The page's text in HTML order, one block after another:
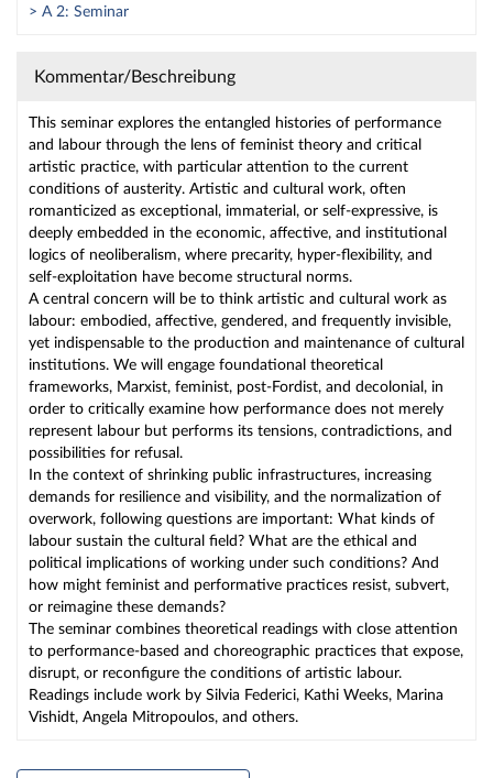
> A 2: Seminar
Kommentar/Beschreibung
This seminar explores the entangled histories of performance
and labour through the lens of feminist theory and critical
artistic practice, with particular attention to the current
conditions of austerity. Artistic and cultural work, often
romanticized as exceptional, immaterial, or self-expressive, is
deeply embedded in the economic, affective, and institutional
logics of neoliberalism, where precarity, hyper-flexibility, and
self-exploitation have become structural norms.
A central concern will be to think artistic and cultural work as
labour: embodied, affective, gendered, and frequently invisible,
yet indispensable to the production and maintenance of cultural
institutions. We will engage foundational theoretical
frameworks, Marxist, feminist, post-Fordist, and decolonial, in
order to critically examine how performance does not merely
represent labour but performs its tensions, contradictions, and
possibilities for refusal.
In the context of shrinking public infrastructures, increasing
demands for resilience and visibility, and the normalization of
overwork, following questions are important: What kinds of
labour sustain the cultural field? What are the ethical and
political implications of working under such conditions? And
how might feminist and performative practices resist, subvert,
or reimagine these demands?
The seminar combines theoretical readings with close attention
to performance-based and choreographic practices that expose,
disrupt, or reconfigure the conditions of artistic labour.
Readings include work by Silvia Federici, Kathi Weeks, Marina
Vishidt, Angela Mitropoulos, and others.